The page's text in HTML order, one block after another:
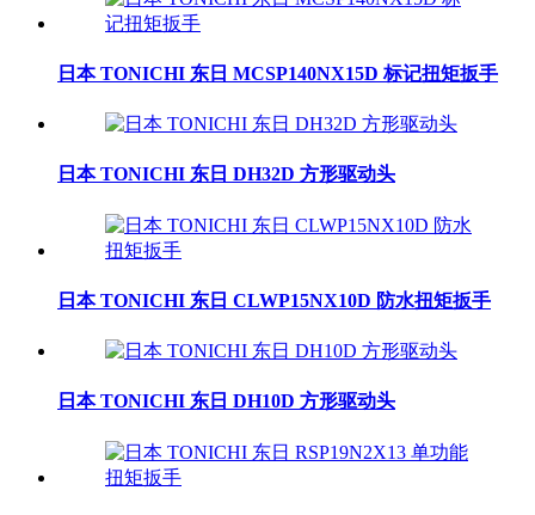
日本 TONICHI 东日 MCSP140NX15D 标记扭矩扳手
日本 TONICHI 东日 DH32D 方形驱动头
日本 TONICHI 东日 CLWP15NX10D 防水扭矩扳手
日本 TONICHI 东日 DH10D 方形驱动头